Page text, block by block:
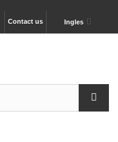
Ingles
Contact us